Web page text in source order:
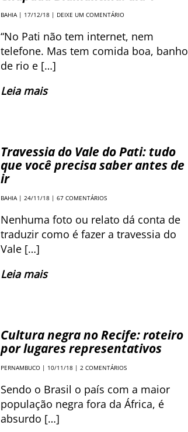
BAHIA| 17/12/18 | DEIXE UM COMENTÁRIO
“No Pati não tem internet, nem
telefone. Mas tem comida boa, banho
de rio e […]
Leia mais
Travessia do Vale do Pati: tudo
que você precisa saber antes de
ir
BAHIA| 24/11/18 | 67 COMENTÁRIOS
Nenhuma foto ou relato dá conta de
traduzir como é fazer a travessia do
Vale […]
Leia mais
Cultura negra no Recife: roteiro
por lugares representativos
PERNAMBUCO | 10/11/18 | 2 COMENTÁRIOS
Sendo o Brasil o país com a maior
população negra fora da África, é
absurdo […]